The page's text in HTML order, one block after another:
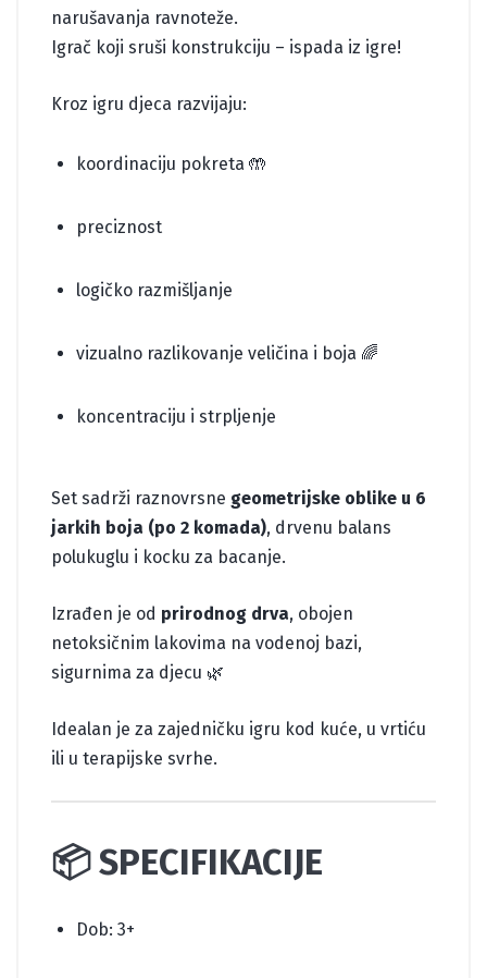
narušavanja ravnoteže.
Igrač koji sruši konstrukciju – ispada iz igre!
Kroz igru djeca razvijaju:
koordinaciju pokreta 🤲
preciznost
logičko razmišljanje
vizualno razlikovanje veličina i boja 🌈
koncentraciju i strpljenje
Set sadrži raznovrsne geometrijske oblike u 6
jarkih boja (po 2 komada), drvenu balans
polukuglu i kocku za bacanje.
Izrađen je od prirodnog drva, obojen
netoksičnim lakovima na vodenoj bazi,
sigurnima za djecu 🌿
Idealan je za zajedničku igru kod kuće, u vrtiću
ili u terapijske svrhe.
📦 SPECIFIKACIJE
Dob: 3+